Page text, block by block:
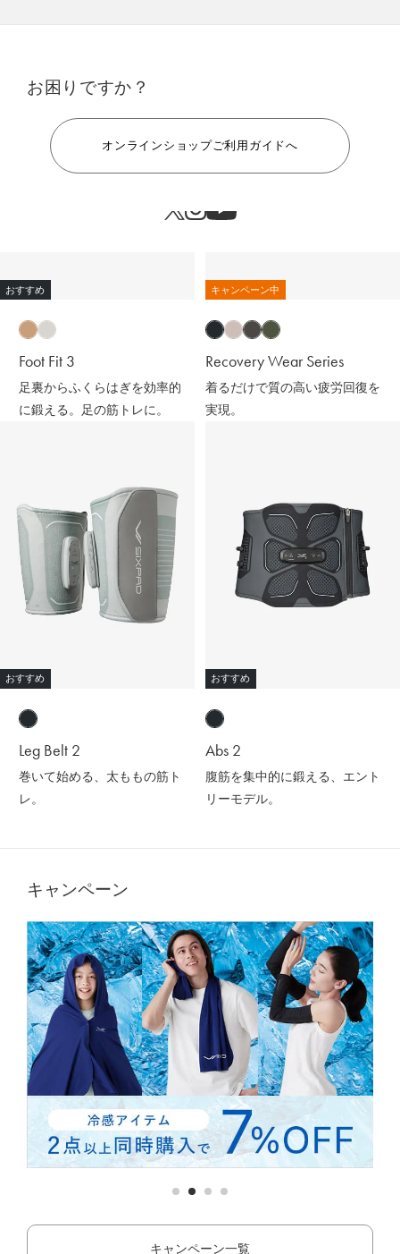
お困りですか？
オンラインショップご利用ガイドへ
おすすめ
Foot Fit 3
足裏からふくらはぎを効率的
に鍛える。足の筋トレに。
キャンペーン中
Recovery Wear Series
着るだけで質の高い疲労回復を
実現。
おすすめ
Leg Belt 2
巻いて始める、太ももの筋ト
レ。
おすすめ
Abs 2
腹筋を集中的に鍛える、エント
リーモデル。
キャンペーン
キャンペーン一覧